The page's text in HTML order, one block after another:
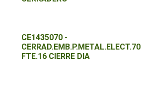
CE1435070 -
CERRAD.EMB.P.METAL.ELECT.70
FTE.16 CIERRE DIA